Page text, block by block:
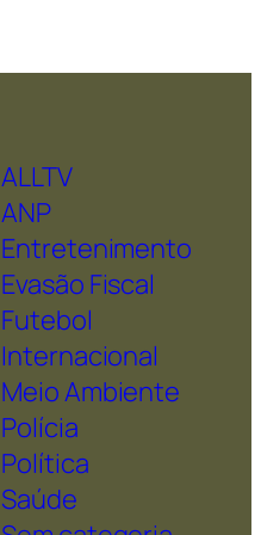
ALLTV
ANP
Entretenimento
Evasão Fiscal
Futebol
Internacional
Meio Ambiente
Polícia
Política
Saúde